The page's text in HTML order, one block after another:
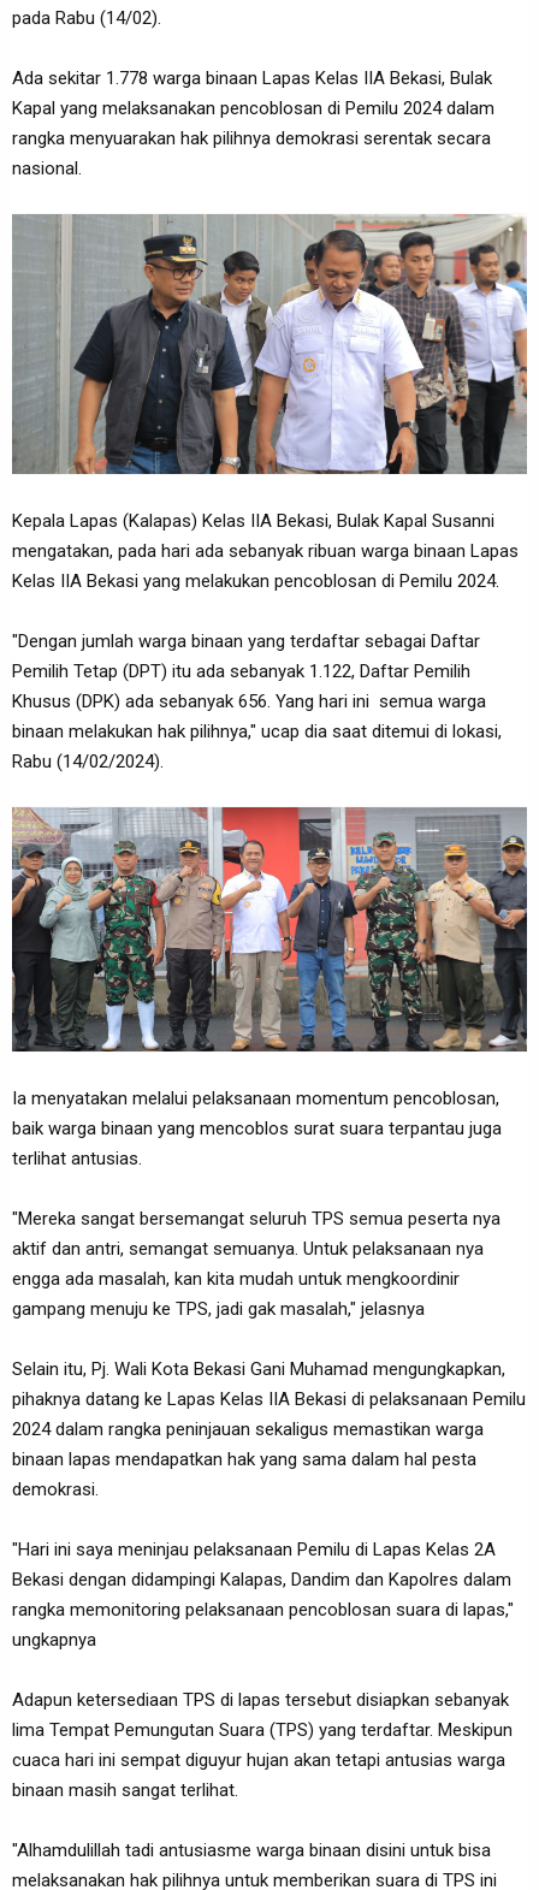
pada Rabu (14/02).
Ada sekitar 1.778 warga binaan Lapas Kelas IIA Bekasi, Bulak
Kapal yang melaksanakan pencoblosan di Pemilu 2024 dalam
rangka menyuarakan hak pilihnya demokrasi serentak secara
nasional.
Kepala Lapas (Kalapas) Kelas IIA Bekasi, Bulak Kapal Susanni
mengatakan, pada hari ada sebanyak ribuan warga binaan Lapas
Kelas IIA Bekasi yang melakukan pencoblosan di Pemilu 2024.
"Dengan jumlah warga binaan yang terdaftar sebagai Daftar
Pemilih Tetap (DPT) itu ada sebanyak 1.122, Daftar Pemilih
Khusus (DPK) ada sebanyak 656. Yang hari ini semua warga
binaan melakukan hak pilihnya," ucap dia saat ditemui di lokasi,
Rabu (14/02/2024).
Ia menyatakan melalui pelaksanaan momentum pencoblosan,
baik warga binaan yang mencoblos surat suara terpantau juga
terlihat antusias.
"Mereka sangat bersemangat seluruh TPS semua peserta nya
aktif dan antri, semangat semuanya. Untuk pelaksanaan nya
engga ada masalah, kan kita mudah untuk mengkoordinir
gampang menuju ke TPS, jadi gak masalah," jelasnya
Selain itu, Pj. Wali Kota Bekasi Gani Muhamad mengungkapkan,
pihaknya datang ke Lapas Kelas IIA Bekasi di pelaksanaan Pemilu
2024 dalam rangka peninjauan sekaligus memastikan warga
binaan lapas mendapatkan hak yang sama dalam hal pesta
demokrasi.
"Hari ini saya meninjau pelaksanaan Pemilu di Lapas Kelas 2A
Bekasi dengan didampingi Kalapas, Dandim dan Kapolres dalam
rangka memonitoring pelaksanaan pencoblosan suara di lapas,"
ungkapnya
Adapun ketersediaan TPS di lapas tersebut disiapkan sebanyak
lima Tempat Pemungutan Suara (TPS) yang terdaftar. Meskipun
cuaca hari ini sempat diguyur hujan akan tetapi antusias warga
binaan masih sangat terlihat.
"Alhamdulillah tadi antusiasme warga binaan disini untuk bisa
melaksanakan hak pilihnya untuk memberikan suara di TPS ini